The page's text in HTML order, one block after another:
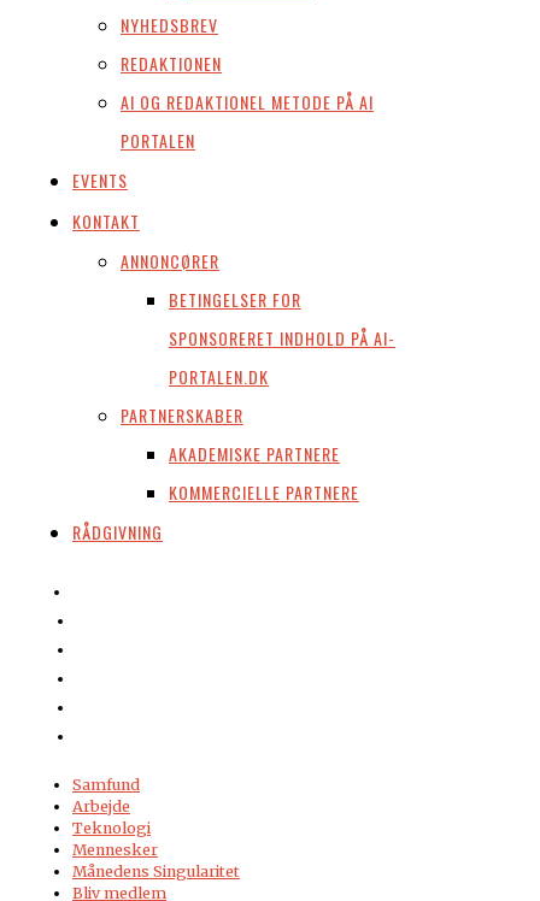
NYHEDSBREV
REDAKTIONEN
AI OG REDAKTIONEL METODE PÅ AI
PORTALEN
EVENTS
KONTAKT
ANNONCØRER
BETINGELSER FOR
SPONSORERET INDHOLD PÅ AI-
PORTALEN.DK
PARTNERSKABER
AKADEMISKE PARTNERE
KOMMERCIELLE PARTNERE
RÅDGIVNING
Samfund
Arbejde
Teknologi
Mennesker
Månedens Singularitet
Bliv medlem